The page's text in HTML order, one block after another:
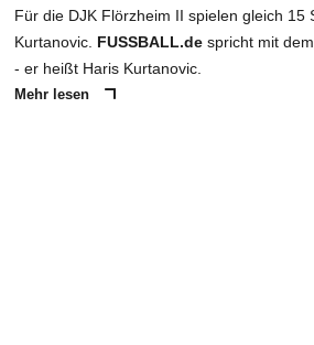
Für die DJK Flörzheim II spielen gleich 15
Kurtanovic. FUSSBALL.de spricht mit
- er heißt Haris Kurtanovic.
Mehr lesen